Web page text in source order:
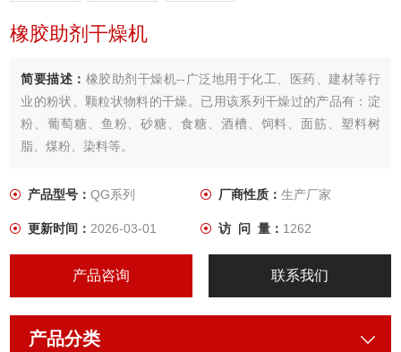
橡胶助剂干燥机
简要描述： 橡胶助剂干燥机--广泛地用于化工、医药、建材等行
业的粉状、颗粒状物料的干燥。已用该系列干燥过的产品有：淀
粉、葡萄糖、鱼粉、砂糖、食糖、酒槽、饲料、面筋、塑料树
脂、煤粉、染料等。
产品型号：QG系列 厂商性质： 生产厂家
更新时间：2026-03-01 访 问 量： 1262
产品咨询 联系我们
产品分类